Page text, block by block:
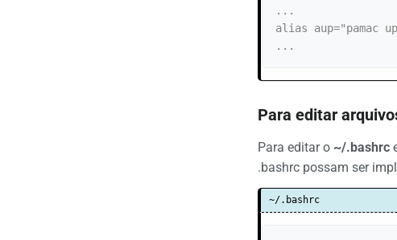
...
alias aup="pamac
...
Para editar
Para editar o ~/.bashrc
.bashrc possam ser
~/.bashrc